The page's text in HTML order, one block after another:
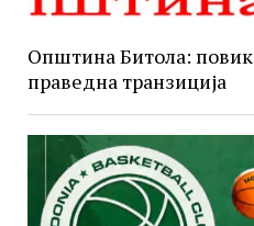
Општина Битола:
праведна транзиција